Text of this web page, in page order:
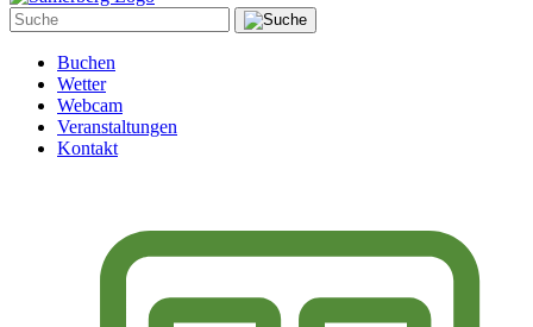
Buchen
Wetter
Webcam
Veranstaltungen
Kontakt